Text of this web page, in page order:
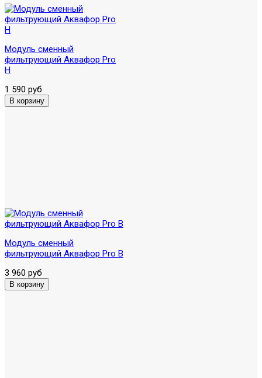
Модуль сменный
фильтрующий Аквафор Pro
H
1 590 руб
Модуль сменный
фильтрующий Аквафор Pro B
3 960 руб